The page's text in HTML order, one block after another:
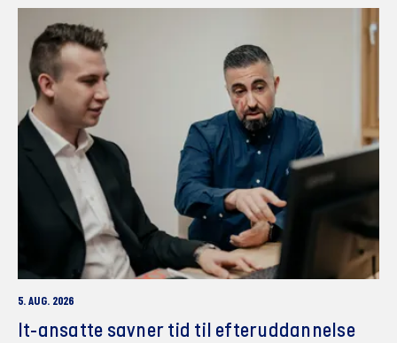
5. AUG. 2026
It-ansatte savner tid til efteruddannelse